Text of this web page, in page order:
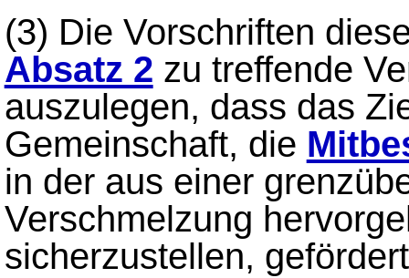
(3) Die Vorschriften
Absatz 2 zu treffende
auszulegen, dass das
Gemeinschaft, die
in der aus einer
Verschmelzung
sicherzustellen,